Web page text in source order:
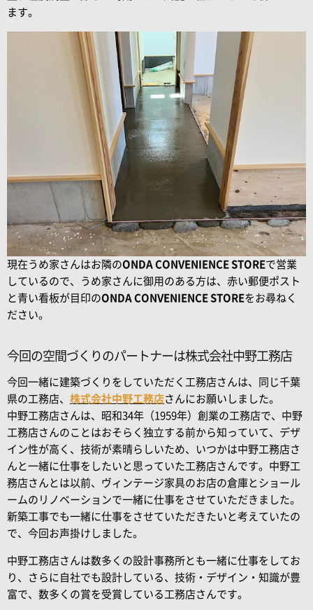
ます。
現在うめ家さんはお隣のONDA CONVENIENCE STOREで営業
しているので、うめ家さんに御用のある方は、赤い郵便ポスト
と青い看板が目印のONDA CONVENIENCE STOREをお尋ねく
ださい。
今回の空間づくりのパートナーは株式会社中野工務店
今回一緒に建築づくりをしていただく工務店さんは、同じ千葉
県の工務店、 株式会社中野工務店さんにお願いしました。
中野工務店さんは、昭和34年（1959年）創業の工務店で、中野
工務店さんのことはおそらく独立する前から知っていて、デザ
イン性が高く、技術が素晴らしいため、いつかは中野工務店さ
んと一緒に仕事をしたいと思っていた工務店さんです。中野工
務店さんとは以前、ヴィンテージ家具のお店の倉庫とショール
ームのリノベーションで一緒に仕事をさせていただきました。
新築工事でも一緒に仕事をさせていただきたいと考えていたの
で、今回お声掛けしました。
中野工務店さんは数多くの設計事務所とも一緒に仕事をしてお
り、さらに自社でも設計している、技術・デザイン・知識が豊
富で、数多くの賞を受賞している工務店さんです。